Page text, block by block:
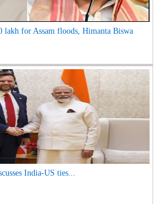
lakh for Assam floods, Himanta Biswa
India-US ties...